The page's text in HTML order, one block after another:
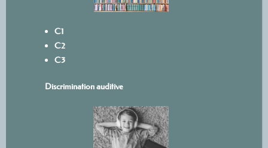
C1
C2
C3
Discrimination auditive